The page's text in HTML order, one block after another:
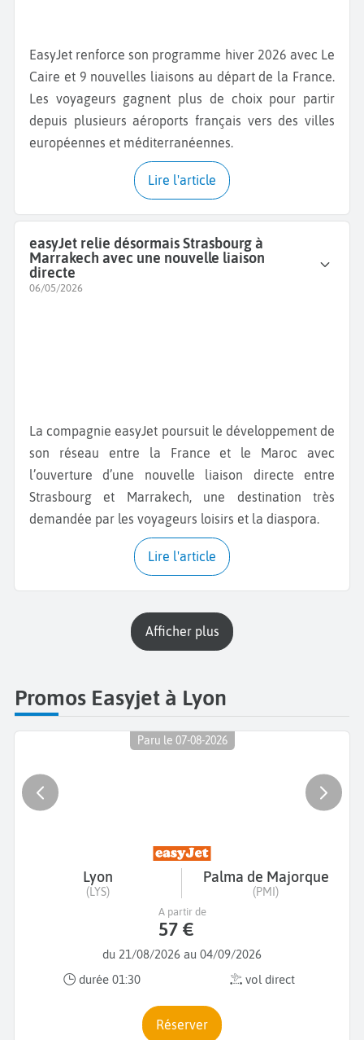
EasyJet renforce son programme hiver 2026 avec Le
Caire et 9 nouvelles liaisons au départ de la France.
Les voyageurs gagnent plus de choix pour partir
depuis plusieurs aéroports français vers des villes
européennes et méditerranéennes.
Lire l'article
easyJet relie désormais Strasbourg à
Marrakech avec une nouvelle liaison
directe
06/05/2026
La compagnie easyJet poursuit le développement de
son réseau entre la France et le Maroc avec
l’ouverture d’une nouvelle liaison directe entre
Strasbourg et Marrakech, une destination très
demandée par les voyageurs loisirs et la diaspora.
Lire l'article
Afficher plus
Promos Easyjet à Lyon
Paru le 07-08-2026
Lyon
(LYS)
Palma de Majorque
(PMI)
du 21/08/2026 au 04/09/2026
durée 01:30
vol direct
A partir de
57 €
Réserver